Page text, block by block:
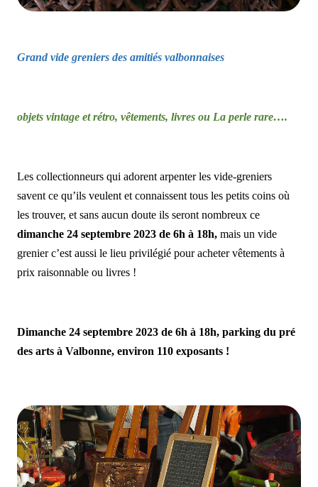
Grand vide greniers des amitiés valbonnaises
objets vintage et rétro, vêtements, livres ou La perle rare….
Les collectionneurs qui adorent arpenter les vide-greniers
savent ce qu’ils veulent et connaissent tous les petits coins où
les trouver, et sans aucun doute ils seront nombreux ce
dimanche 24 septembre 2023 de 6h à 18h, mais un vide
grenier c’est aussi le lieu privilégié pour acheter vêtements à
prix raisonnable ou livres !
Dimanche 24 septembre 2023 de 6h à 18h, parking du pré
des arts à Valbonne, environ 110 exposants !